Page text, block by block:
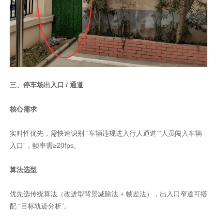
三、停车场出入口 / 通道
核心需求
实时性优先，需快速识别 “车辆违规进入行人通道”“人员闯入车辆
入口”，帧率需≥20fps。
算法选型
优先选传统算法（改进型背景减除法 + 帧差法），出入口窄道可搭
配 “目标轨迹分析”。